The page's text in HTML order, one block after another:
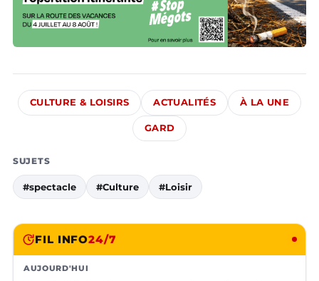
CULTURE & LOISIRS ACTUALITÉS À LA UNE
GARD
SUJETS
#spectacle #Culture #Loisir
FIL INFO24/7
AUJOURD'HUI